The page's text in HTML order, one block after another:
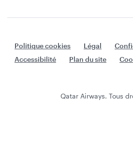
Politique cookies Légal
Accessibilité
Plan du site
Qatar Airways. Tous